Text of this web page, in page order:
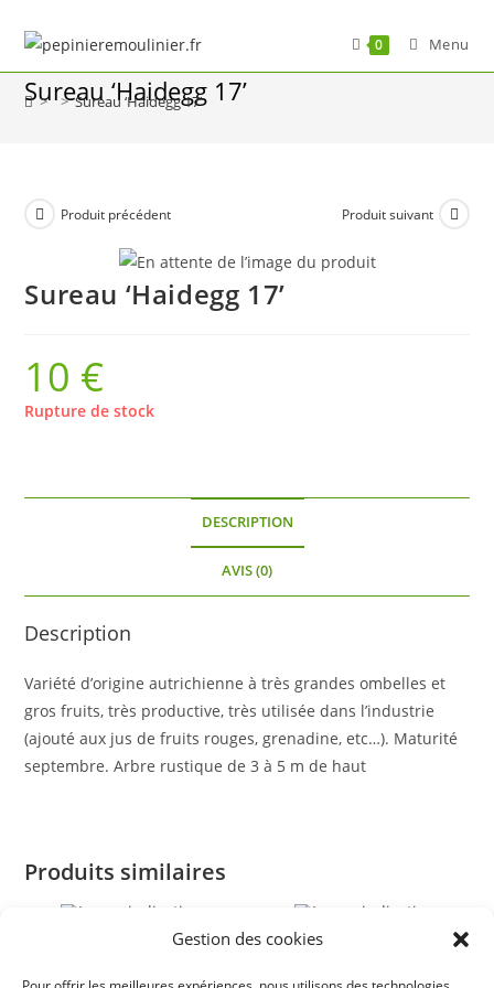
Gestion des cookies
content
0 Menu
Sureau ‘Haidegg 17’
> > Sureau ‘Haidegg 17’
Produit précédent Produit suivant
Sureau ‘Haidegg 17’
10 €
Rupture de stock
DESCRIPTION
AVIS (0)
Description
Variété d’origine autrichienne à très grandes ombelles et
gros fruits, très productive, très utilisée dans l’industrie
(ajouté aux jus de fruits rouges, grenadine, etc…). Maturité
septembre. Arbre rustique de 3 à 5 m de haut
Produits similaires
ÉPUISÉ